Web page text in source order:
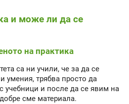
и може ли да се
на практика
са ни учили, че за да се
умения, трябва просто да
учебници и после да се явим на
сме материала.